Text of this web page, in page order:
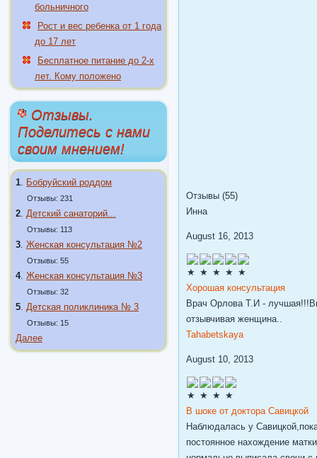
больничного
Рост и вес ребенка от 1 года
до 17 лет
Бесплатное питание до 2-х
лет. Кому положено
Отзывы.
Поделитесь с нами
своим мнением!
1 Бобруйский роддом
Отзывы: 231
2 Детский санаторий...
Отзывы: 113
3 Женская консультация №2
Отзывы: 55
4. Женская консультация №3
Отзывы: 32
5 Детская поликлиника № 3
Отзывы: 15
Далее
Отзывы (55)
Инна
August 16, 2013
Хорошая консультация
Врач Орлова Т.И -
отзывчивая женщина..
Tahabetskaya
August 10, 2013
В шоке от доктора Савицкой
Наблюдалась у
постоянное нахождение